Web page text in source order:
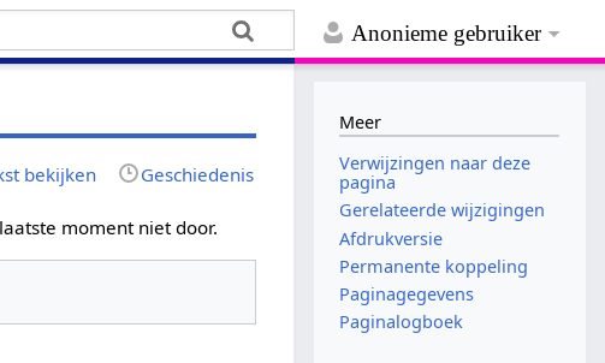
Anonieme gebruiker
bekijken Geschiedenis
moment niet door.
Meer
Verwijzingen naar deze
pagina
Gerelateerde wijzigingen
Afdrukversie
Permanente koppeling
Paginagegevens
Paginalogboek